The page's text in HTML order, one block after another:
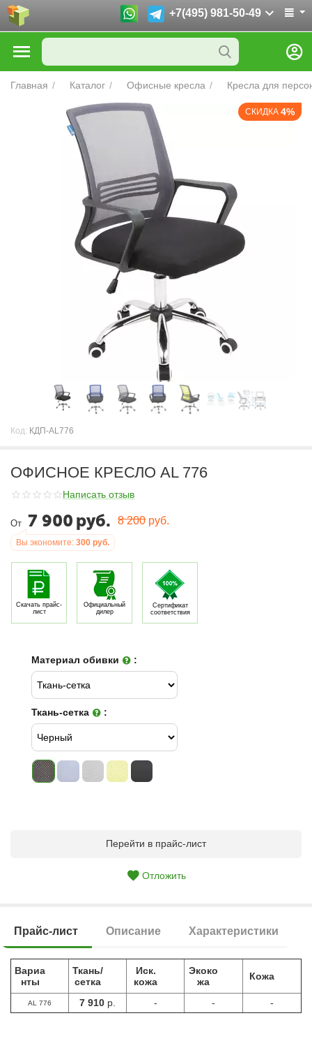
+7(495) 981-50-49
Главная / Каталог / Офисные кресла / Кресла для
СКИДКА 4%
Код: КДП-AL776
ОФИСНОЕ КРЕСЛО AL 776
Написать отзыв
От 7 900 руб. 8 200 руб.
Вы экономите: 300 руб.
Скачать прайс-
лист
Официальный
дилер
Сертификат
соответствия
Материал обивки :
Ткань-сетка :
Перейти в прайс-лист
Отложить
Прайс-лист Описание Характеристики
Вариа
нты
Ткань/
сетка
Иск.
кожа
Экоко
жа
Кожа
AL 776 7 910 р. - - -